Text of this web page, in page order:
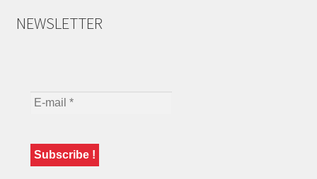
NEWSLETTER